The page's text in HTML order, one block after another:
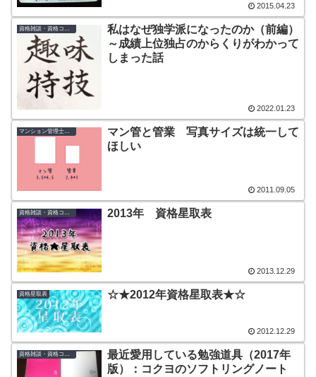
2015.04.23
資格雑談・資格コラム
私はなぜ独学派になったのか（前編）
～成績上位独占のからくりがわかって
しまった話
2022.01.23
マンション管理士・管理業務主任者
マン管と管業 写真サイズは統一して
ほしい
2011.09.05
資格雑談・資格コラム 2013年 資格星取表
2013.12.29
資格星取表 ☆★2012年資格星取表★☆
2012.12.29
資格雑談・資格コラム
最近愛用している勉強道具（2017年
版）：コクヨのソフトリングノート